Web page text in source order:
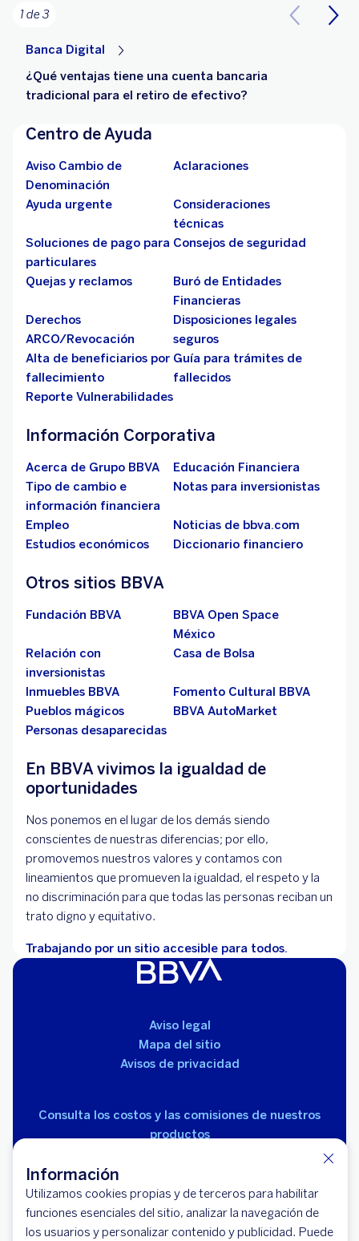
Información
Utilizamos cookies propias y de terceros para habilitar
funciones esenciales del sitio, analizar la navegación de
los usuarios y personalizar contenido y publicidad. Puede
1 de 3
Banca Digital
¿Qué ventajas tiene una cuenta bancaria
tradicional para el retiro de efectivo?
Centro de Ayuda
Aviso Cambio de
Denominación
Aclaraciones
Ayuda urgente
Consideraciones
técnicas
Soluciones de pago para
particulares
Consejos de seguridad
Quejas y reclamos
Buró de Entidades
Financieras
Derechos
ARCO/Revocación
Disposiciones legales
seguros
Alta de beneficiarios por
fallecimiento
Guía para trámites de
fallecidos
Reporte Vulnerabilidades
Información Corporativa
Acerca de Grupo BBVA
Educación Financiera
Tipo de cambio e
información financiera
Notas para inversionistas
Empleo
Noticias de bbva.com
Estudios económicos
Diccionario financiero
Otros sitios BBVA
Fundación BBVA
BBVA Open Space
México
Relación con
inversionistas
Casa de Bolsa
Inmuebles BBVA
Fomento Cultural BBVA
Pueblos mágicos
BBVA AutoMarket
Personas desaparecidas
En BBVA vivimos la igualdad de
oportunidades
Nos ponemos en el lugar de los demás siendo
conscientes de nuestras diferencias; por ello,
promovemos nuestros valores y contamos con
lineamientos que promueven la igualdad, el respeto y la
no discriminación para que todas las personas reciban un
trato digno y equitativo.
Trabajando por un sitio accesible para todos.
Aviso legal
Mapa del sitio
Avisos de privacidad
Consulta los costos y las comisiones de nuestros
productos